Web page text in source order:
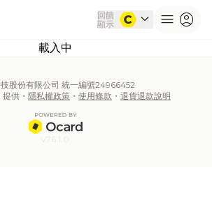
回饋
顯示
expand_more menu account_circle
載入中
股份有限公司 統一編號24966452
供・ 隱私權政策 ・ 使用條款 ・ 退貨退款說明